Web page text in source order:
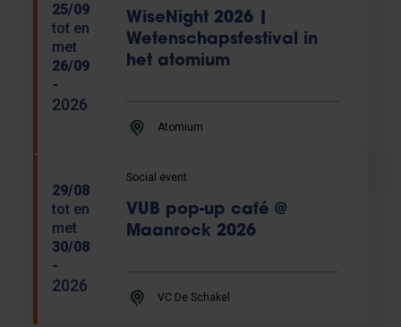
25/09
tot en
met
26/09
-
2026
WiseNight 2026 |
Wetenschapsfestival in
het atomium
Atomium
29/08
tot en
met
30/08
-
2026
Social event
VUB pop-up café @
Maanrock 2026
VC De Schakel